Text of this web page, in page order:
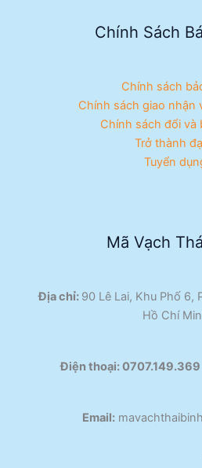
Chính Sách
Chính sách
Chính sách giao nhận
Chính sách đổi và
Trở thành
Tuyển
Mã Vạch
Địa chỉ: 90 Lê Lai, Khu Phố 6,
Hồ Chí
Điện thoại:
Email: